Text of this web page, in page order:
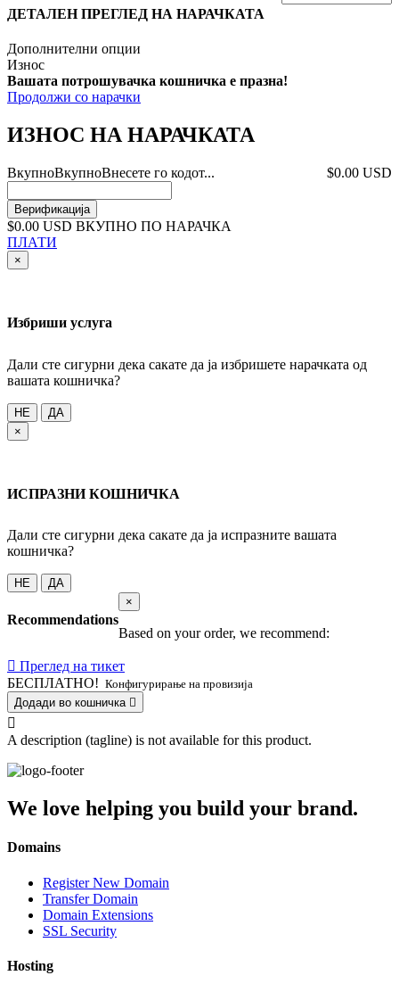
ДЕТАЛЕН ПРЕГЛЕД НА НАРАЧКАТА
Дополнителни опции
Износ
Вашата потрошувачка кошничка е празна!
Продолжи со нарачки
ИЗНОС НА НАРАЧКАТА
Вкупно $0.00 USD
ВкупноВнесете го кодот...
Верификација
$0.00 USD ВКУПНО ПО НАРАЧКА
ПЛАТИ
×
Избриши услуга
Дали сте сигурни дека сакате да ја избришете нарачката од
вашата кошничка?
НЕ
ДА
×
ИСПРАЗНИ КОШНИЧКА
Дали сте сигурни дека сакате да ја испразните вашата
кошничка?
НЕ ДА
Recommendations
×
Based on your order, we recommend:
Преглед на тикет
БЕСПЛАТНО! Конфигурирање на провизија
Додади во кошничка
A description (tagline) is not available for this product.
We love helping you build your brand.
Domains
Register New Domain
Transfer Domain
Domain Extensions
SSL Security
Hosting